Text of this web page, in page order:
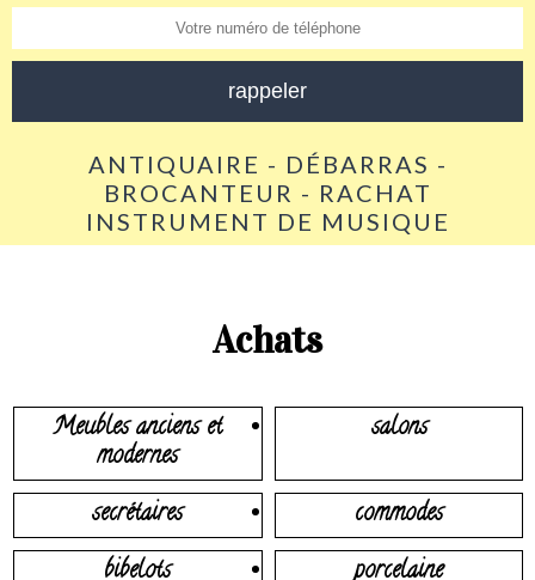
ANTIQUAIRE - DÉBARRAS -
BROCANTEUR - RACHAT
INSTRUMENT DE MUSIQUE
Achats
Meubles anciens et
modernes
salons
secrétaires
commodes
bibelots
porcelaine